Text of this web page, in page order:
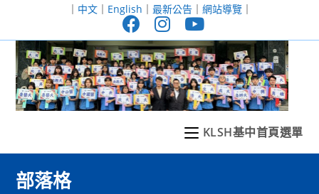
至
｜ 中文｜ English ｜ 最新公告｜ 網站導覽｜
KLSH基中首頁選單
部落格